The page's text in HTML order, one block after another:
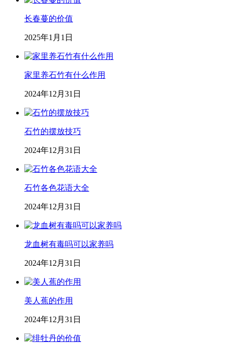
长春蔓的价值
2025年1月1日
家里养石竹有什么作用
2024年12月31日
石竹的摆放技巧
2024年12月31日
石竹各色花语大全
2024年12月31日
龙血树有毒吗可以家养吗
2024年12月31日
美人蕉的作用
2024年12月31日